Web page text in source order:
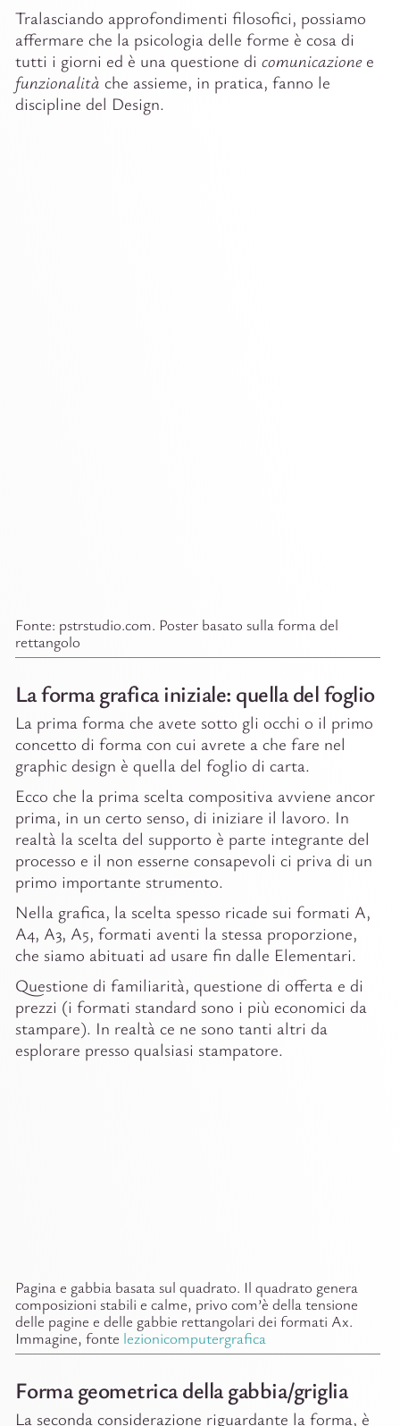
Tralasciando approfondimenti filosofici, possiamo
affermare che la psicologia delle forme è cosa di
tutti i giorni ed è una questione di comunicazionee
funzionalità che assieme, in pratica, fanno le
discipline del Design.
Fonte: pstrstudio.com. Poster basato sulla forma del
rettangolo
La forma grafica iniziale: quella del foglio
La prima forma che avete sotto gli occhi o il primo
concetto di forma con cui avrete a che fare nel
graphic design è quella del foglio di carta.
Ecco che la prima scelta compositiva avviene ancor
prima, in un certo senso, di iniziare il lavoro. In
realtà la scelta del supporto è parte integrante del
processo e il non esserne consapevoli ci priva di un
primo importante strumento.
Nella grafica, la scelta spesso ricade sui formati A,
A4, A3, A5, formati aventi la stessa proporzione,
che siamo abituati ad usare fin dalle Elementari.
Questione di familiarità, questione di offerta e di
prezzi (i formati standard sono i più economici da
stampare). In realtà ce ne sono tanti altri da
esplorare presso qualsiasi stampatore.
Pagina e gabbia basata sul quadrato. Il quadrato genera
composizioni stabili e calme, privo com’è della tensione
delle pagine e delle gabbie rettangolari dei formati Ax.
Immagine, fonte lezionicomputergrafica
Forma geometrica della gabbia/griglia
La seconda considerazione riguardante la forma, è